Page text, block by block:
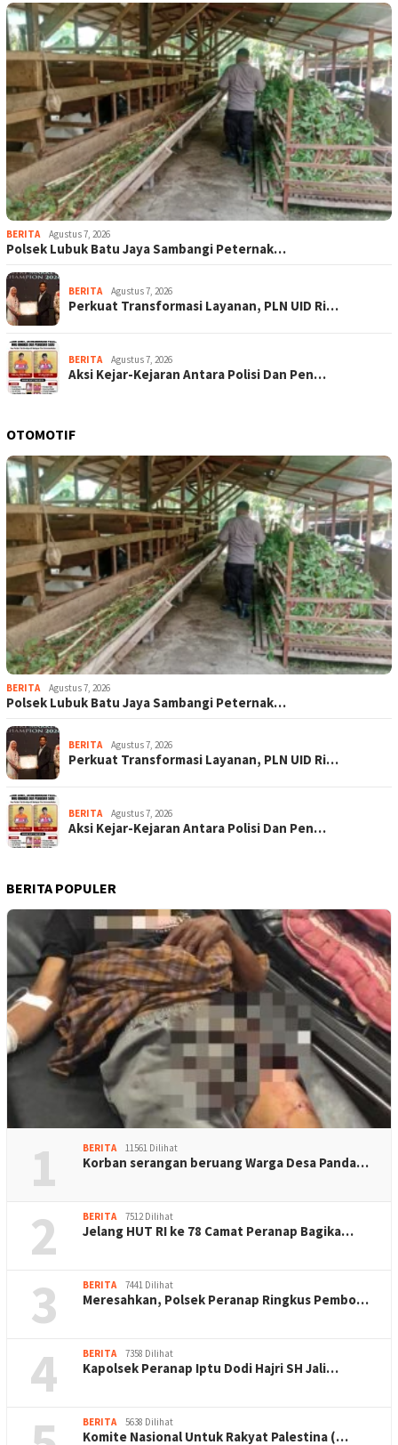
BERITA Agustus 7, 2026
Polsek Lubuk Batu Jaya Sambangi Peternak…
BERITA Agustus 7, 2026
Perkuat Transformasi Layanan, PLN UID Ri…
BERITA Agustus 7, 2026
Aksi Kejar-Kejaran Antara Polisi Dan Pen…
OTOMOTIF
BERITA Agustus 7, 2026
Polsek Lubuk Batu Jaya Sambangi Peternak…
BERITA Agustus 7, 2026
Perkuat Transformasi Layanan, PLN UID Ri…
BERITA Agustus 7, 2026
Aksi Kejar-Kejaran Antara Polisi Dan Pen…
BERITA POPULER
1 BERITA 11561 Dilihat
Korban serangan beruang Warga Desa Panda…
2 BERITA 7512 Dilihat
Jelang HUT RI ke 78 Camat Peranap Bagika…
3 BERITA 7441 Dilihat
Meresahkan, Polsek Peranap Ringkus Pembo…
4 BERITA 7358 Dilihat
Kapolsek Peranap Iptu Dodi Hajri SH Jali…
BERITA 5638 Dilihat
Komite Nasional Untuk Rakyat Palestina (…